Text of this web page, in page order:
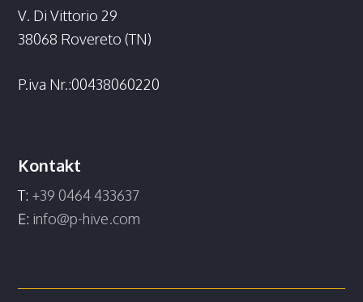
V. Di Vittorio 29
38068 Rovereto (TN)
P.iva Nr.:00438060220
Kontakt
T: +39 0464 433637
E: info@p-hive.com